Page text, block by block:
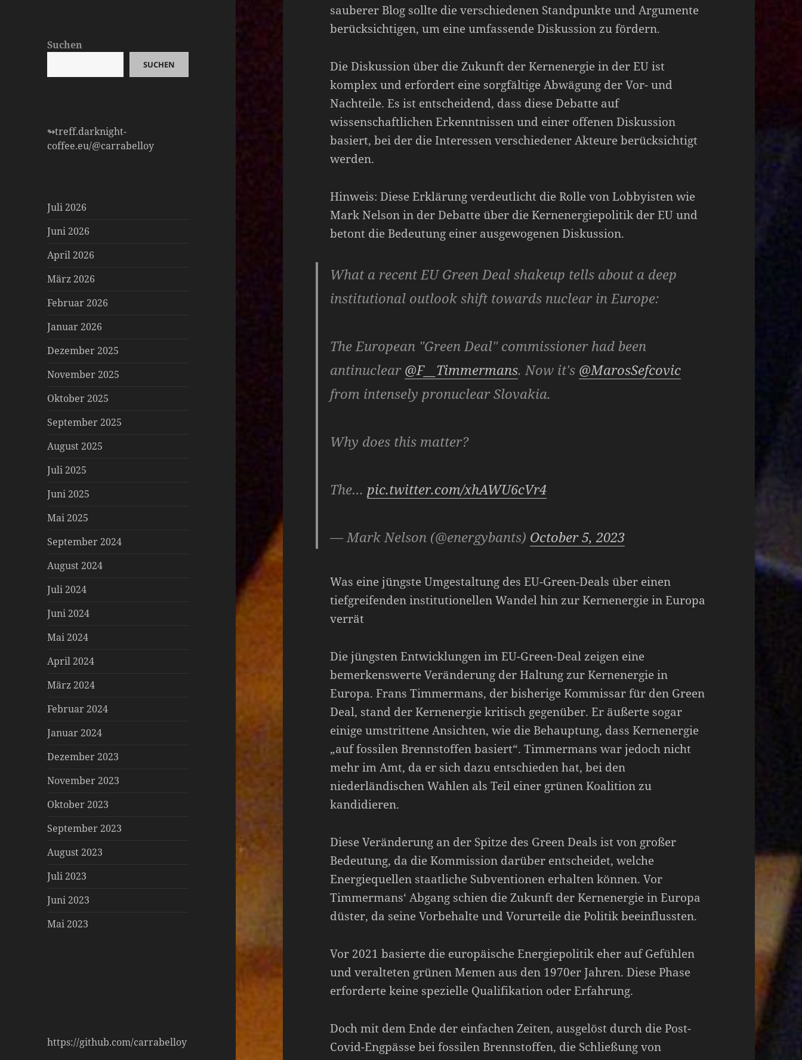
Suchen
SUCHEN
↬treff.darknight-
coffee.eu/@carrabelloy
Juli 2026
Juni 2026
April 2026
März 2026
Februar 2026
Januar 2026
Dezember 2025
November 2025
Oktober 2025
September 2025
August 2025
Juli 2025
Juni 2025
Mai 2025
September 2024
August 2024
Juli 2024
Juni 2024
Mai 2024
April 2024
März 2024
Februar 2024
Januar 2024
Dezember 2023
November 2023
Oktober 2023
September 2023
August 2023
Juli 2023
Juni 2023
Mai 2023
https://github.com/carrabelloy
sauberer Blog sollte die verschiedenen Standpunkte und Argumente
berücksichtigen, um eine umfassende Diskussion zu fördern.
Die Diskussion über die Zukunft der Kernenergie in der EU ist
komplex und erfordert eine sorgfältige Abwägung der Vor- und
Nachteile. Es ist entscheidend, dass diese Debatte auf
wissenschaftlichen Erkenntnissen und einer offenen Diskussion
basiert, bei der die Interessen verschiedener Akteure berücksichtigt
werden.
Hinweis: Diese Erklärung verdeutlicht die Rolle von Lobbyisten wie
Mark Nelson in der Debatte über die Kernenergiepolitik der EU und
betont die Bedeutung einer ausgewogenen Diskussion.
What a recent EU Green Deal shakeup tells about a deep
institutional outlook shift towards nuclear in Europe:
The European "Green Deal" commissioner had been
antinuclear @F__Timmermans. Now it's @MarosSefcovic
from intensely pronuclear Slovakia.
Why does this matter?
The… pic.twitter.com/xhAWU6cVr4
— Mark Nelson (@energybants) October 5, 2023
Was eine jüngste Umgestaltung des EU-Green-Deals über einen
tiefgreifenden institutionellen Wandel hin zur Kernenergie in Europa
verrät
Die jüngsten Entwicklungen im EU-Green-Deal zeigen eine
bemerkenswerte Veränderung der Haltung zur Kernenergie in
Europa. Frans Timmermans, der bisherige Kommissar für den Green
Deal, stand der Kernenergie kritisch gegenüber. Er äußerte sogar
einige umstrittene Ansichten, wie die Behauptung, dass Kernenergie
„auf fossilen Brennstoffen basiert“. Timmermans war jedoch nicht
mehr im Amt, da er sich dazu entschieden hat, bei den
niederländischen Wahlen als Teil einer grünen Koalition zu
kandidieren.
Diese Veränderung an der Spitze des Green Deals ist von großer
Bedeutung, da die Kommission darüber entscheidet, welche
Energiequellen staatliche Subventionen erhalten können. Vor
Timmermans‘ Abgang schien die Zukunft der Kernenergie in Europa
düster, da seine Vorbehalte und Vorurteile die Politik beeinflussten.
Vor 2021 basierte die europäische Energiepolitik eher auf Gefühlen
und veralteten grünen Memen aus den 1970er Jahren. Diese Phase
erforderte keine spezielle Qualifikation oder Erfahrung.
Doch mit dem Ende der einfachen Zeiten, ausgelöst durch die Post-
Covid-Engpässe bei fossilen Brennstoffen, die Schließung von